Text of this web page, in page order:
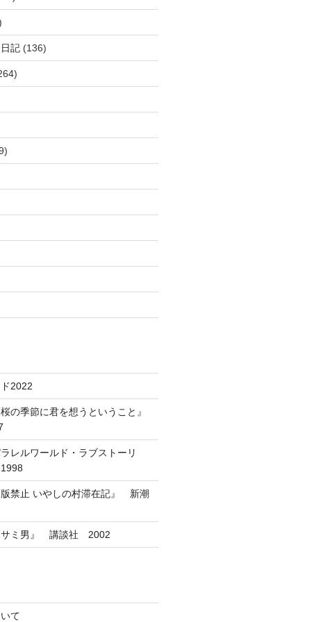
記(136)
2022
の季節に君を想うということ』
レルワールド・ラブストーリ
禁止 いやしの村滞在記』 新潮
ミ男』 講談社 2002
て